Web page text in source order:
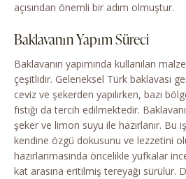
açısından önemli bir adım olmuştur.
Baklavanın Yapım Süreci
Baklavanın yapımında kullanılan
çeşitlidir. Geleneksel Türk baklavası
ceviz ve şekerden yapılırken, bazı
fıstığı da tercih edilmektedir.
şeker ve limon suyu ile hazırlanır. Bu
kendine özgü dokusunu ve lezzetini
hazırlanmasında öncelikle yufkalar
kat arasına eritilmiş tereyağı sürülür.